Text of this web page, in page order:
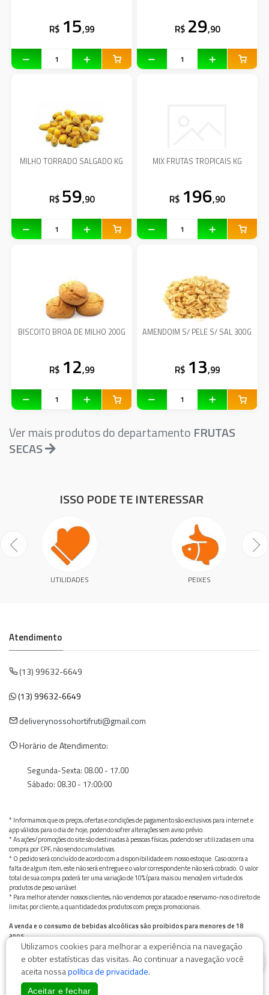
R$ 15,99 R$ 29,90
MILHO TORRADO SALGADO KG
R$ 59,90
MIX FRUTAS TROPICAIS KG
R$ 196,90
BISCOITO BROA DE MILHO 200G
R$ 12,99
AMENDOIM S/ PELE S/ SAL 300G
R$ 13,99
Ver mais produtos do departamento FRUTAS
SECAS
ISSO PODE TE INTERESSAR
UTILIDADES PEIXES
Atendimento
(13) 99632-6649
(13) 99632-6649
deliverynossohortifruti@gmail.com
Horário de Atendimento:
Segunda-Sexta: 08.00 - 17.00
Sábado: 08.30 - 17:00:00
* Informamos que os preços, ofertas e condições de pagamento são exclusivos para internet e
app válidos para o dia de hoje, podendo sofrer alterações sem aviso prévio.
* As ações/promoções do site são destinadas à pessoas físicas, podendo ser utilizadas em uma
compra por CPF, não sendo cumulativas.
* O pedido será concluído de acordo com a disponibilidade em nosso estoque. Caso ocorra a
falta de algum item, este não será entregue e o valor correspondente não será cobrado. O valor
total de sua compra poderá ter uma variação de 10% (para mais ou menos) em virtude dos
produtos de peso variável.
* Para melhor atender nossos clientes, não vendemos por atacado e reservamo-nos o direito de
limitar, por cliente, a quantidade dos produtos com preços promocionais.
A venda e o consumo de bebidas alcoólicas são proibidos para menores de 18
anos.
Bebida alcoólica pode causar dependência química e, em excesso, provoca graves males à saúde.
Beba com moderação
Utilizamos cookies para melhorar a experiência na navegação
e obter estatísticas das visitas. Ao continuar a navegação você
aceita nossapolítica de privacidade.
Aceitar e fechar